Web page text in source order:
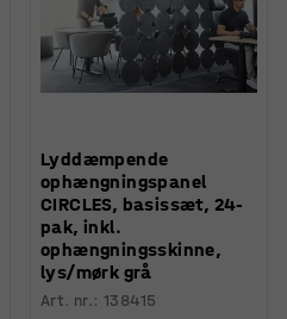
Lyddæmpende
ophængningspanel
CIRCLES, basissæt, 24-
pak, inkl.
ophængningsskinne,
lys/mørk grå
Art. nr.:138415